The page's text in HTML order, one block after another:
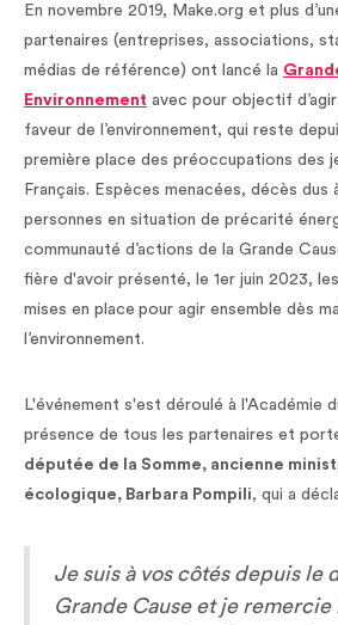
En novembre 2019, Make.org et plus
partenaires (entreprises, associations,
médias de référence) ont lancé la
Environnement avec pour objectif
faveur de l’environnement, qui reste
première place des préoccupations des
Français. Espèces menacées, décès dus
personnes en situation de précarité
communauté d’actions de la Grande
fière d'avoir présenté, le 1er juin 2023, les
mises en place pour agir ensemble dès
l’environnement.
L'événement s'est déroulé à l'Académie
présence de tous les partenaires et
députée de la Somme, ancienne
écologique, Barbara Pompili, qui a
Je suis à vos côtés depuis le
Grande Cause et je